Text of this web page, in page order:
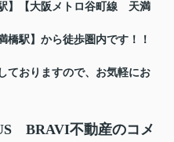
】【大阪メトロ谷町線 天満
から徒歩圏内です！！
ておりますので、お気軽にお
BRAVI不動産のコメ